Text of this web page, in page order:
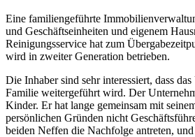
Eine familiengeführte
und Geschäftseinheiten und eigenem
Reinigungsservice hat zum
wird in zweiter Generation betrieben.
Die Inhaber sind sehr interessiert, dass
Familie weitergeführt wird. Der
Kinder. Er hat lange gemeinsam mit
persönlichen Gründen nicht
beiden Neffen die Nachfolge antreten,